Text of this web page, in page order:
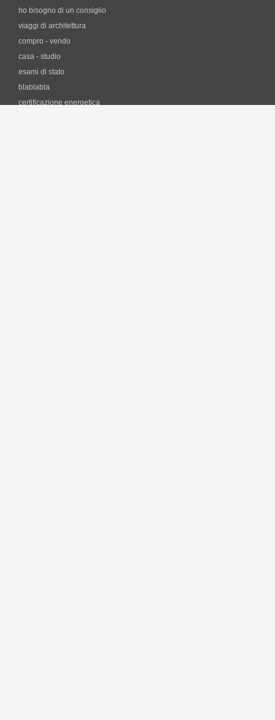
ho bisogno di un consiglio
viaggi di architettura
compro - vendo
casa - studio
esami di stato
blablabla
certificazione energetica